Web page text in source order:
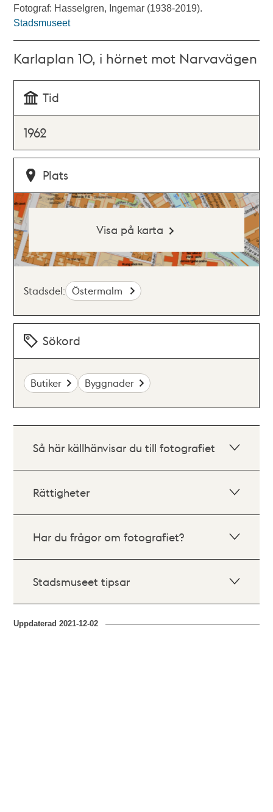
Fotograf: Hasselgren, Ingemar (1938-2019).
Stadsmuseet
Karlaplan 10, i hörnet mot Narvavägen
Tid
1962
Plats
Visa på karta
Stadsdel: Östermalm
Sökord
Butiker Byggnader
Så här källhänvisar du till fotografiet
Rättigheter
Har du frågor om fotografiet?
Stadsmuseet tipsar
Uppdaterad2021-12-02